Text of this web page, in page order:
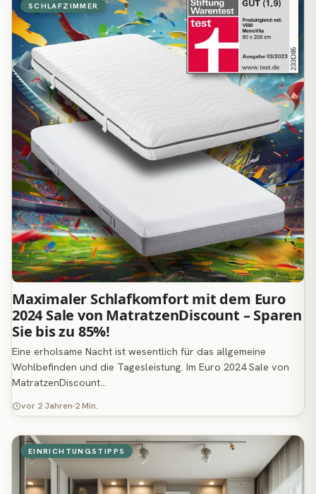
SCHLAFZIMMER
Maximaler Schlafkomfort mit dem Euro
2024 Sale von MatratzenDiscount – Sparen
Sie bis zu 85%!
Eine erholsame Nacht ist wesentlich für das allgemeine
Wohlbefinden und die Tagesleistung. Im Euro 2024 Sale von
MatratzenDiscount…
vor 2 Jahren 2 Min.
EINRICHTUNGSTIPPS